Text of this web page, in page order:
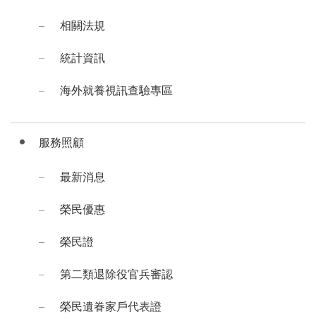
相關法規
統計資訊
海外就養視訊查驗專區
服務照顧
最新消息
榮民優惠
榮民證
第二類退除役官兵審認
榮民遺眷家戶代表證